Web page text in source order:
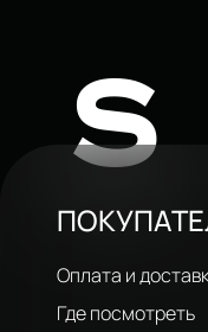
Оплата и
Где посмотреть